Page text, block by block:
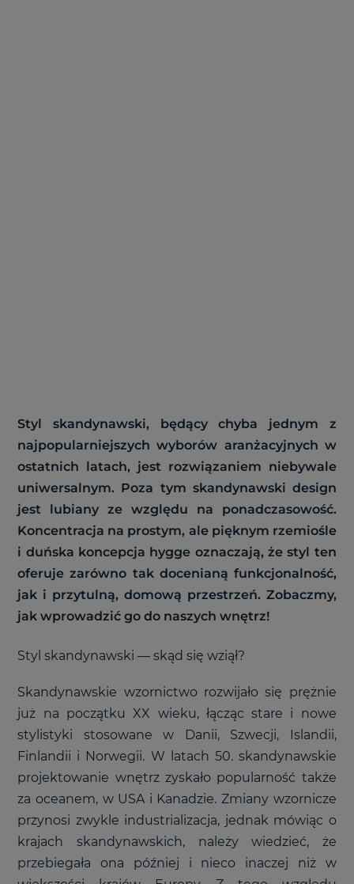
Styl skandynawski, będący chyba jednym z
najpopularniejszych wyborów aranżacyjnych w
ostatnich latach, jest rozwiązaniem niebywale
uniwersalnym. Poza tym skandynawski design
jest lubiany ze względu na ponadczasowość.
Koncentracja na prostym, ale pięknym rzemiośle
i duńska koncepcja hygge oznaczają, że styl ten
oferuje zarówno tak docenianą funkcjonalność,
jak i przytulną, domową przestrzeń. Zobaczmy,
jak wprowadzić go do naszych wnętrz!
Styl skandynawski — skąd się wziął?
Skandynawskie wzornictwo rozwijało się prężnie
już na początku XX wieku, łącząc stare i nowe
stylistyki stosowane w Danii, Szwecji, Islandii,
Finlandii i Norwegii. W latach 50. skandynawskie
projektowanie wnętrz zyskało popularność także
za oceanem, w USA i Kanadzie. Zmiany wzornicze
przynosi zwykle industrializacja, jednak mówiąc o
krajach skandynawskich, należy wiedzieć, że
przebiegała ona później i nieco inaczej niż w